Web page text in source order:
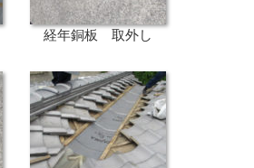
経年銅板 取外し